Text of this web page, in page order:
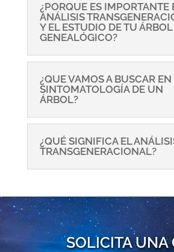
¿PORQUE ES IMPORTANTE
ANÁLISIS
Y EL ESTUDIO DE TU ÁRBOL
GENEALÓGICO?
¿QUE VAMOS A BUSCAR EN
SINTOMATOLOGÍA DE UN
ÁRBOL?
¿QUÉ SIGNIFICA EL
TRANSGENERACIONAL?
SOLICITA UNA